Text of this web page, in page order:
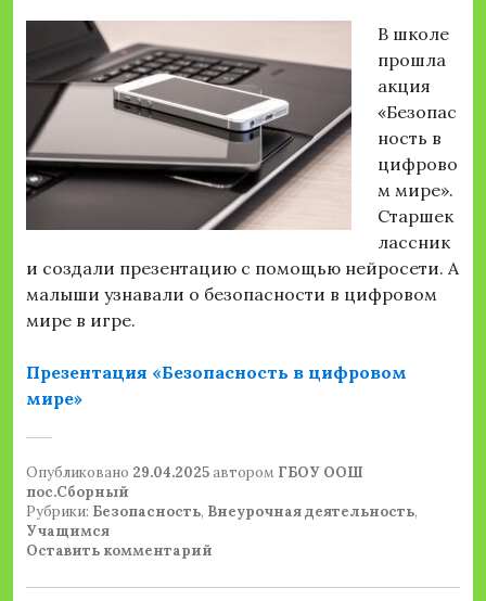
В школе
прошла
акция
«Безопас
ность в
цифрово
м мире».
Старшек
лассник
и создали презентацию с помощью нейросети. А
малыши узнавали о безопасности в цифровом
мире в игре.
Презентация «Безопасность в цифровом
мире»
Опубликовано 29.04.2025автором ГБОУ ООШ
пос.Сборный
Рубрики: Безопасность, Внеурочная деятельность,
Учащимся
Оставить комментарий